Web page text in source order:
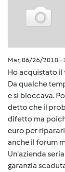
Mar, 06/26/2018 -
Ho acquistato il
Da qualche
e si bloccava.
detto che il
difetto ma
euro per
anche il forum
Un'azienda
garanzia